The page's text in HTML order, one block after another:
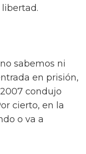
sabemos ni
en prisión,
condujo
cierto, en la
o va a